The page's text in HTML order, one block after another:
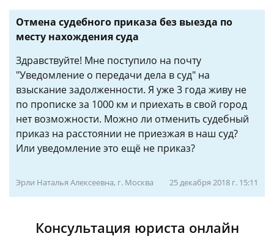
Отмена судебного приказа без выезда по
месту нахождения суда
Здравствуйте! Мне поступило на почту
"Уведомление о передачи дела в суд" на
взыскание задолженности. Я уже 3 года живу не
по прописке за 1000 км и приехать в свой город
нет возможности. Можно ли отменить судебный
приказ на расстоянии не приезжая в наш суд?
Или уведомление это ещё не приказ?
Эрли Наталья Алексеевна, г. Москва 25 декабря 2018 г. 15:11
Консультация юриста онлайн